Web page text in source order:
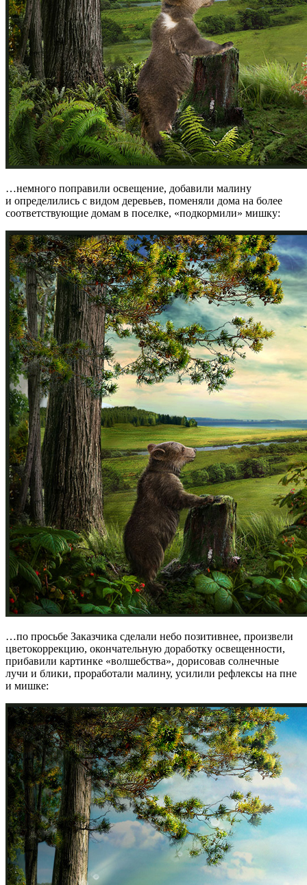
…немного поправили освещение, добавили малину
и определились с видом деревьев, поменяли дома на более
соответствующие домам в поселке, «подкормили» мишку:
…по просьбе Заказчика сделали небо позитивнее, произвели
цветокоррекцию, окончательную доработку освещенности,
прибавили картинке «волшебства», дорисовав солнечные
лучи и блики, проработали малину, усилили рефлексы на пне
и мишке: